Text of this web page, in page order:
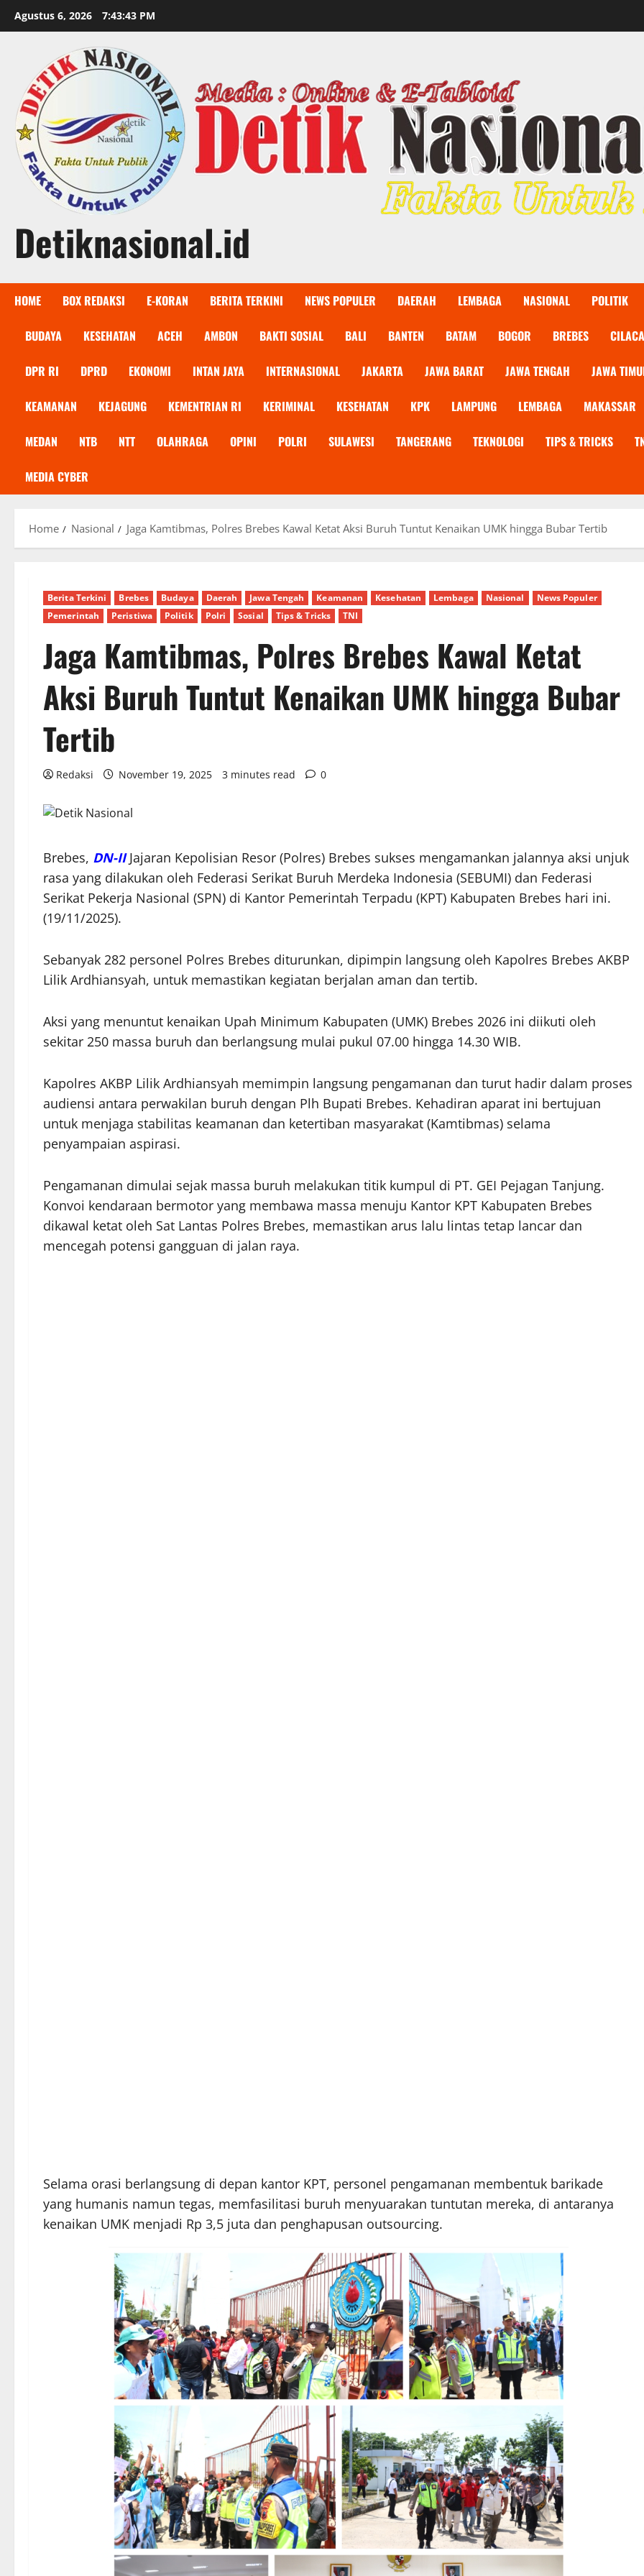
Agustus 6, 2026 7:43:44 PM
Detiknasional.id
HOME BOX REDAKSI E-KORAN BERITA TERKINI NEWS POPULER DAERAH LEMBAGA NASIONAL POLITIK
BUDAYA KESEHATAN ACEH AMBON BAKTI SOSIAL BALI BANTEN BATAM BOGOR BREBES
DPR RI DPRD EKONOMI INTAN JAYA INTERNASIONAL JAKARTA JAWA BARAT JAWA TENGAH JAWA
KEAMANAN KEJAGUNG KEMENTRIAN RI KERIMINAL KESEHATAN KPK LAMPUNG LEMBAGA MAKASSAR
MEDAN NTB NTT OLAHRAGA OPINI POLRI SULAWESI TANGERANG TEKNOLOGI TIPS & TRICKS
MEDIA CYBER
Home Nasional Jaga Kamtibmas, Polres Brebes Kawal Ketat Aksi Buruh Tuntut Kenaikan UMK hingga Bubar Tertib
Berita Terkini Brebes Budaya Daerah Jawa Tengah Keamanan Kesehatan Lembaga Nasional
News Populer
Pemerintah
Peristiwa Politik Polri Sosial Tips & Tricks TNI
Jaga Kamtibmas, Polres Brebes Kawal Ketat
Aksi Buruh Tuntut Kenaikan UMK hingga Bubar
Tertib
Redaksi November 19, 2025 3 minutes read 0
Brebes, DN-IIJajaran Kepolisian Resor (Polres) Brebes sukses mengamankan jalannya aksi unjuk
rasa yang dilakukan oleh Federasi Serikat Buruh Merdeka Indonesia (SEBUMI) dan Federasi
Serikat Pekerja Nasional (SPN) di Kantor Pemerintah Terpadu (KPT) Kabupaten Brebes hari ini.
(19/11/2025).
Sebanyak 282 personel Polres Brebes diturunkan, dipimpin langsung oleh Kapolres Brebes AKBP
Lilik Ardhiansyah, untuk memastikan kegiatan berjalan aman dan tertib.
Aksi yang menuntut kenaikan Upah Minimum Kabupaten (UMK) Brebes 2026 ini diikuti oleh
sekitar 250 massa buruh dan berlangsung mulai pukul 07.00 hingga 14.30 WIB.
Kapolres AKBP Lilik Ardhiansyah memimpin langsung pengamanan dan turut hadir dalam proses
audiensi antara perwakilan buruh dengan Plh Bupati Brebes. Kehadiran aparat ini bertujuan
untuk menjaga stabilitas keamanan dan ketertiban masyarakat (Kamtibmas) selama
penyampaian aspirasi.
Pengamanan dimulai sejak massa buruh melakukan titik kumpul di PT. GEI Pejagan Tanjung.
Konvoi kendaraan bermotor yang membawa massa menuju Kantor KPT Kabupaten Brebes
dikawal ketat oleh Sat Lantas Polres Brebes, memastikan arus lalu lintas tetap lancar dan
mencegah potensi gangguan di jalan raya.
Selama orasi berlangsung di depan kantor KPT, personel pengamanan membentuk barikade
yang humanis namun tegas, memfasilitasi buruh menyuarakan tuntutan mereka, di antaranya
kenaikan UMK menjadi Rp 3,5 juta dan penghapusan outsourcing.